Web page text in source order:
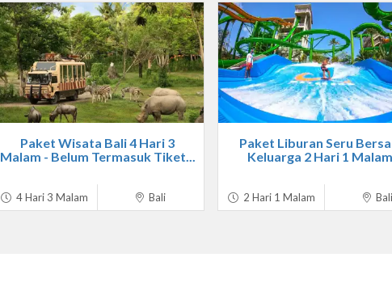
Paket Wisata Bali 4 Hari 3
Malam - Belum Termasuk Tiket...
4 Hari 3 Malam Bali
Paket Liburan Seru
Keluarga 2 Hari 1
2 Hari 1 Malam Bali